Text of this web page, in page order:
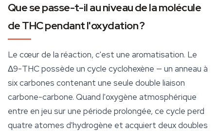
Que se passe-t-il au niveau de la molécule
de THC pendant l'oxydation ?
Le cœur de la réaction, c'est une aromatisation. Le
Δ9-THC possède un cycle cyclohexène — un anneau à
six carbones contenant une seule double liaison
carbone-carbone. Quand l'oxygène atmosphérique
entre en jeu sur une période prolongée, ce cycle perd
quatre atomes d'hydrogène et acquiert deux doubles